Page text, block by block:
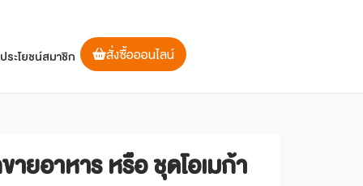
ระโยชน์สมาชิก สั่งซื้อออนไลน์
ยอาหาร หรือ ชุดโอเมก้า